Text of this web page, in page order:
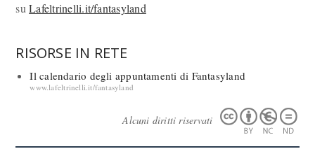
suLafeltrinelli.it/fantasyland
RISORSE IN RETE
Il calendario degli appuntamenti di Fantasyland
www.lafeltrinelli.it/fantasyland
Alcuni diritti riservati